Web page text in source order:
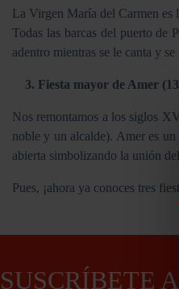
La Virgen María del Carmen es
Todas las barcas del puerto de
adentro mientras se le canta y
3. Fiesta mayor de Amer
Nos remontamos a los siglos
noble y un alcalde). Amer es
abierta simbolizando la unión
Pues, ¡ahora ya conoces tres
SUSCRÍBETE